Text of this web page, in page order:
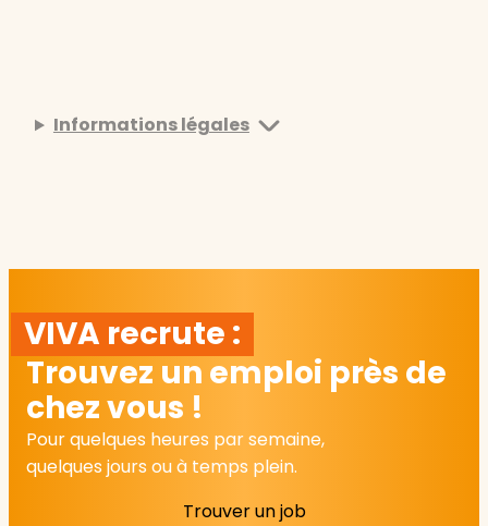
Informations légales
VIVA recrute :
Trouvez un emploi près de
chez vous !
Pour quelques heures par semaine,
quelques jours ou à temps plein.
Trouver un job